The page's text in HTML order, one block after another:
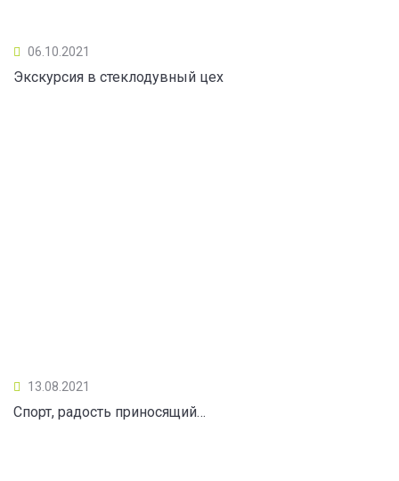
06.10.2021
Экскурсия в стеклодувный цех
13.08.2021
Спорт, радость приносящий…